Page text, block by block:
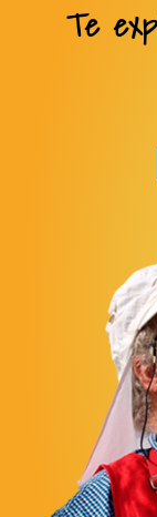
Te